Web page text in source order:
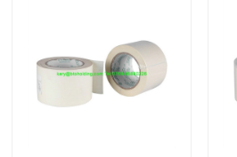
Fabrieksreis